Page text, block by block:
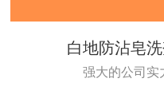
白地防沾皂
强大的公司实